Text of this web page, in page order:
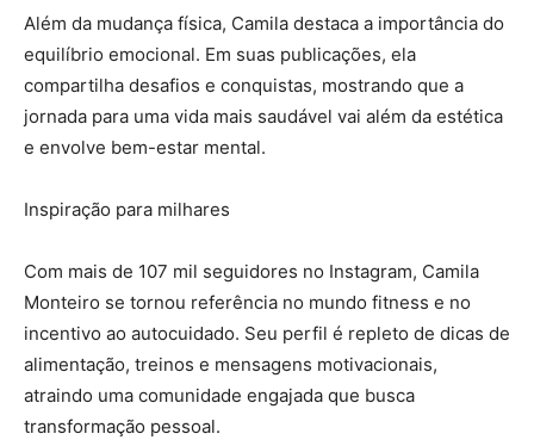
Além da mudança física, Camila destaca a importância do
equilíbrio emocional. Em suas publicações, ela
compartilha desafios e conquistas, mostrando que a
jornada para uma vida mais saudável vai além da estética
e envolve bem-estar mental.
Inspiração para milhares
Com mais de 107 mil seguidores no Instagram, Camila
Monteiro se tornou referência no mundo fitness e no
incentivo ao autocuidado. Seu perfil é repleto de dicas de
alimentação, treinos e mensagens motivacionais,
atraindo uma comunidade engajada que busca
transformação pessoal.